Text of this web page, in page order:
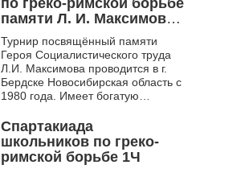
по греко-римской борьбе
памяти Л. И. Максимова.
Бердск. 1996
Турнир посвящённый памяти
Героя Социалистического труда
Л.И. Максимова проводится в г.
Бердске Новосибирская область с
1980 года. Имеет богатую
борцы начинали свой
спортивны...
Спартакиада
школьников по греко-
римской борьбе 1Ч